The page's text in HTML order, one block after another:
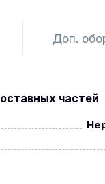
Доп.
частей